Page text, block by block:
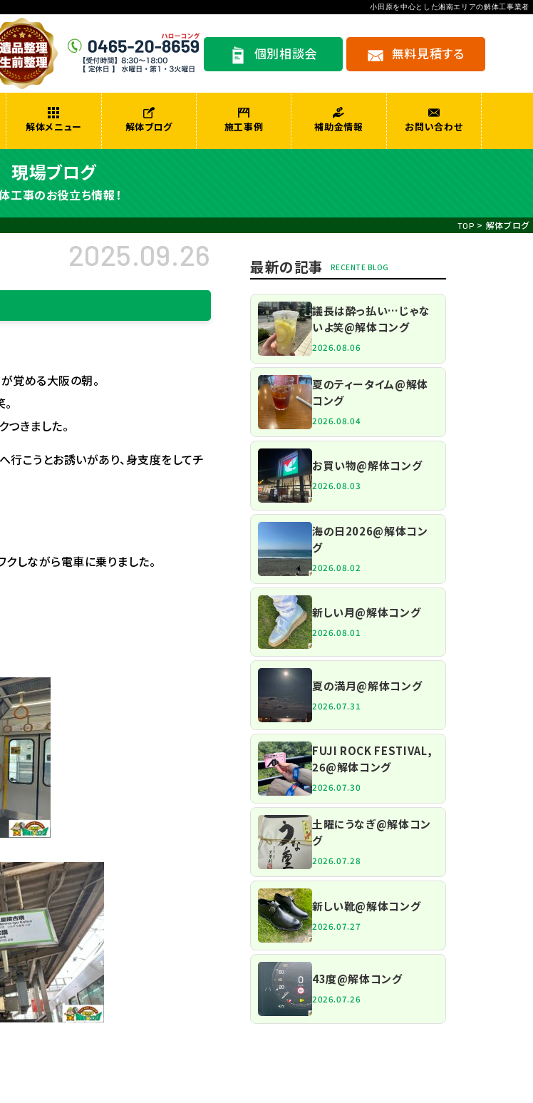
小田原を中心とした湘南エリアの解体工事業者
個別相談会 無料見積する
解体メニュー 解体ブログ 施工事例 補助金情報 お問い合わせ
現場ブログ
工事のお役立ち情報！
TOP > 解体ブログ
2025.09.26
覚める大阪の朝。
つきました。
行こうとお誘いがあり、身支度をしてチ
しながら電車に乗りました。
最新の記事
議長は酔っ払い…じゃな
いよ笑@解体コング
2026.08.06
夏のティータイム@解体
コング
2026.08.04
お買い物@解体コング
2026.08.03
海の日2026@解体コン
グ
2026.08.02
新しい月@解体コング
2026.08.01
夏の満月@解体コング
2026.07.31
FUJI ROCK FESTIVAL,
26@解体コング
2026.07.30
土曜にうなぎ@解体コン
グ
2026.07.28
新しい靴@解体コング
2026.07.27
43度@解体コング
2026.07.26